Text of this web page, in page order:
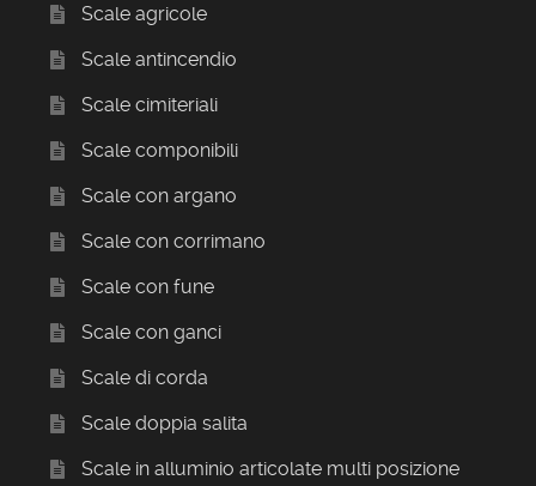
Scale agricole
Scale antincendio
Scale cimiteriali
Scale componibili
Scale con argano
Scale con corrimano
Scale con fune
Scale con ganci
Scale di corda
Scale doppia salita
Scale in alluminio articolate multi posizione